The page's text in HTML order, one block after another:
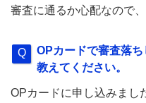
審査に通るか心配なので
OPカードで審査落
教えてください。
OPカードに申し込みまし